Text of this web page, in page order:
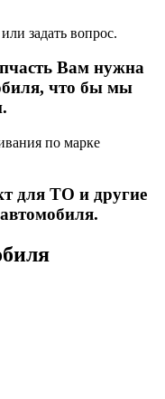
задать вопрос.
Вам нужна
что бы мы
по марке
для ТО и другие